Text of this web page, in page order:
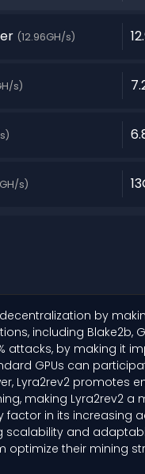
(12.96GH/s)
s)
s)
by
including
attacks, by making it
GPUs can
Lyra2rev2 promotes
making Lyra2rev2 a
factor in its increasing
scalability and
optimize their mining